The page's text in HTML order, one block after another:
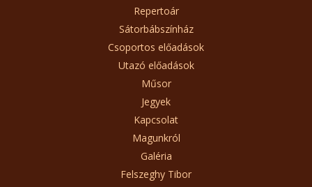
Repertoár
Sátorbábszínház
Csoportos előadások
Utazó előadások
Műsor
Jegyek
Kapcsolat
Magunkról
Galéria
Felszeghy Tibor